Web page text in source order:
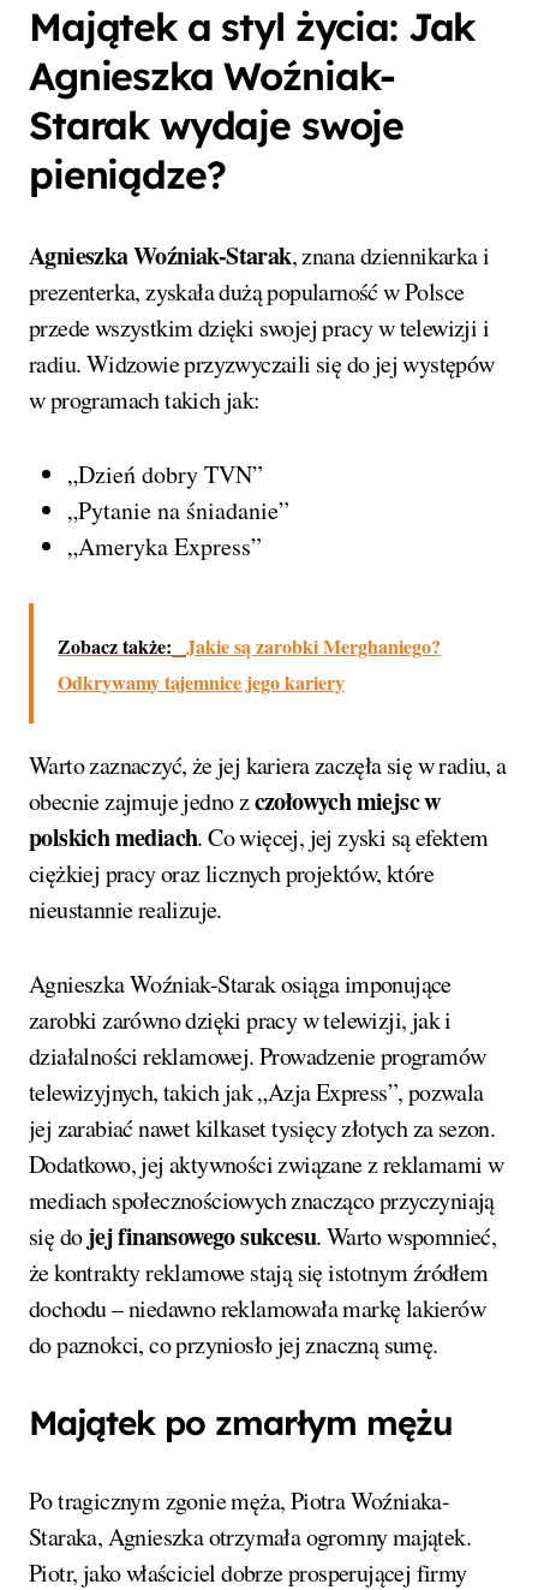
Majątek a styl życia: Jak
Agnieszka Woźniak-
Starak wydaje swoje
pieniądze?
Agnieszka Woźniak-Starak, znana dziennikarka i
prezenterka, zyskała dużą popularność w Polsce
przede wszystkim dzięki swojej pracy w telewizji i
radiu. Widzowie przyzwyczaili się do jej występów
w programach takich jak:
„Dzień dobry TVN”
„Pytanie na śniadanie”
„Ameryka Express”
Zobacz także: Jakie są zarobki Merghaniego?
Odkrywamy tajemnice jego kariery
Warto zaznaczyć, że jej kariera zaczęła się w radiu, a
obecnie zajmuje jedno zczołowych miejsc w
polskich mediach. Co więcej, jej zyski są efektem
ciężkiej pracy oraz licznych projektów, które
nieustannie realizuje.
Agnieszka Woźniak-Starak osiąga imponujące
zarobki zarówno dzięki pracy w telewizji, jak i
działalności reklamowej. Prowadzenie programów
telewizyjnych, takich jak „Azja Express”, pozwala
jej zarabiać nawet kilkaset tysięcy złotych za sezon.
Dodatkowo, jej aktywności związane z reklamami w
mediach społecznościowych znacząco przyczyniają
się dojej finansowego sukcesu. Warto wspomnieć,
że kontrakty reklamowe stają się istotnym źródłem
dochodu – niedawno reklamowała markę lakierów
do paznokci, co przyniosło jej znaczną sumę.
Majątek po zmarłym mężu
Po tragicznym zgonie męża, Piotra Woźniaka-
Staraka, Agnieszka otrzymała ogromny majątek.
Piotr, jako właściciel dobrze prosperującej firmy